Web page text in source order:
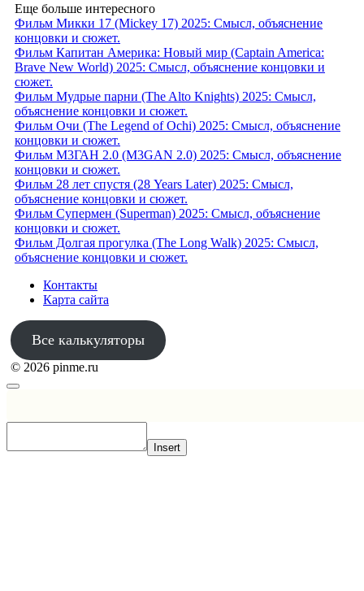
Еще больше интересного
Фильм Микки 17 (Mickey 17) 2025: Смысл, объяснение
концовки и сюжет.
Фильм Капитан Америка: Новый мир (Captain America:
Brave New World) 2025: Смысл, объяснение концовки и
сюжет.
Фильм Мудрые парни (The Alto Knights) 2025: Смысл,
объяснение концовки и сюжет.
Фильм Очи (The Legend of Ochi) 2025: Смысл, объяснение
концовки и сюжет.
Фильм М3ГАН 2.0 (M3GAN 2.0) 2025: Смысл, объяснение
концовки и сюжет.
Фильм 28 лет спустя (28 Years Later) 2025: Смысл,
объяснение концовки и сюжет.
Фильм Супермен (Superman) 2025: Смысл, объяснение
концовки и сюжет.
Фильм Долгая прогулка (The Long Walk) 2025: Смысл,
объяснение концовки и сюжет.
Контакты
Карта сайта
Все калькуляторы
© 2026 pinme.ru
Insert